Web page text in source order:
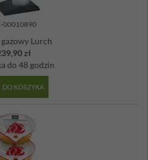
miseczki - 4 sztuki
w kuchence mikrofalowej i myć
00010890
Lurch
zł
do 48 godzin
DO KOSZYKA